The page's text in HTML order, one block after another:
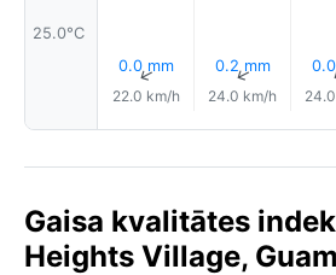
25.0°C
0.0 mm
↑
22.0 km/h
0.2 mm
↑
24.0 km/h
Gaisa kvalitātes
Heights Village,